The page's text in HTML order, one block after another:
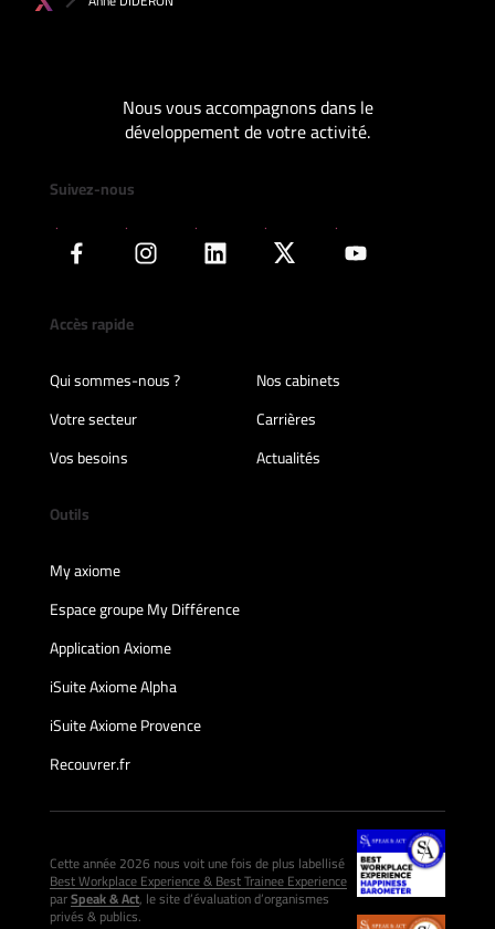
Nous vous accompagnons dans le
développement de votre activité.
Suivez-nous
Accès rapide
Qui sommes-nous ?
Nos cabinets
Votre secteur
Carrières
Vos besoins
Actualités
Outils
My axiome
Espace groupe My Différence
Application Axiome
iSuite Axiome Alpha
iSuite Axiome Provence
Recouvrer.fr
Cette année 2026 nous voit une fois de plus labellisé
Best Workplace Experience & Best Trainee Experience
parSpeak & Act, le site d’évaluation d’organismes
privés & publics.